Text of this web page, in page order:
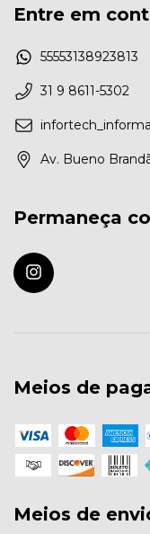
Entre em
55553138923813
31 9 8611-5302
Av. Bueno
Permaneça
Meios de
Meios de